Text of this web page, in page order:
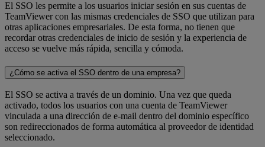
El SSO les permite a los usuarios iniciar sesión en sus cuentas de
TeamViewer con las mismas credenciales de SSO que utilizan para
otras aplicaciones empresariales. De esta forma, no tienen que
recordar otras credenciales de inicio de sesión y la experiencia de
acceso se vuelve más rápida, sencilla y cómoda.
¿Cómo se activa el SSO dentro de una empresa?
El SSO se activa a través de un dominio. Una vez que queda
activado, todos los usuarios con una cuenta de TeamViewer
vinculada a una dirección de e-mail dentro del dominio específico
son redireccionados de forma automática al proveedor de identidad
seleccionado.